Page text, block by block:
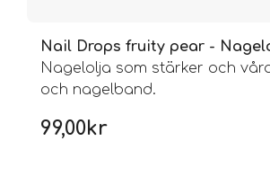
Nail Drops fruity pear -
Nagelolja som stärker och
och nagelband.
99,00kr